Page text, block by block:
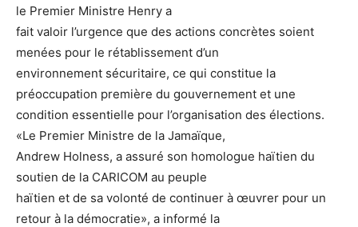
le Premier Ministre Henry a
fait valoir l’urgence que des actions concrètes soient
menées pour le rétablissement d’un
environnement sécuritaire, ce qui constitue la
préoccupation première du gouvernement et une
condition essentielle pour l’organisation des élections.
«Le Premier Ministre de la Jamaïque,
Andrew Holness, a assuré son homologue haïtien du
soutien de la CARICOM au peuple
haïtien et de sa volonté de continuer à œuvrer pour un
retour à la démocratie», a informé la